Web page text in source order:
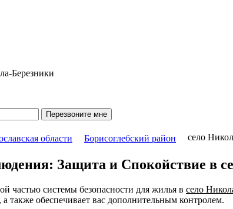
Березники
Перезвоните мне
области Борисоглебский район село
Защита и Спокойствие в
частью системы безопасности для жилья в село
обеспечивает вас дополнительным контролем.